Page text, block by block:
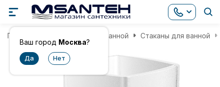
Ваш город Москва?
Главная Аксессуары для ванной Стаканы для ванной